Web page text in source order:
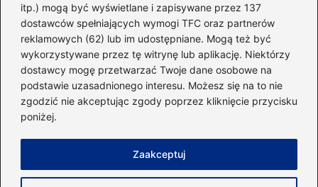
itp.) mogą być wyświetlane i zapisywane przez 137
dostawców spełniających wymogi TFC oraz partnerów
reklamowych (62) lub im udostępniane. Mogą też być
wykorzystywane przez tę witrynę lub aplikację. Niektórzy
dostawcy mogę przetwarzać Twoje dane osobowe na
podstawie uzasadnionego interesu. Możesz się na to nie
zgodzić nie akceptując zgody poprzez kliknięcie przycisku
poniżej.
Zaakceptuj
Dieta i kalorie(221)
Fitness(236)
Siłownia(101)
Sport(60)
Sprzęt i akcesoria(25)
Suplementy(38)